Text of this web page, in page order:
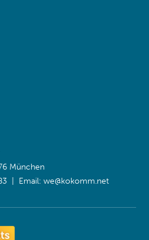
München
83 | Email:we@kokomm.net